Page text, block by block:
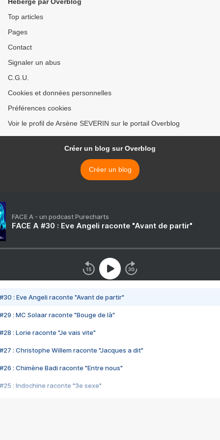
Top articles
Pages
Contact
Signaler un abus
C.G.U.
Cookies et données personnelles
Préférences cookies
Voir le profil de Arsène SEVERIN sur le portail Overblog
Créer un blog sur Overblog
Créer un blog
FACE A - un podcast Purecharts
FACE A #30 : Eve Angeli raconte "Avant de partir"
#30 : Eve Angeli raconte "Avant de partir"
#29 : MC Solaar raconte "Bouge de là"
#28 : Lorie raconte "Je vais vite"
#27 : Christophe Willem raconte "Jacques a dit"
#26 : Chimène Badi raconte "Entre nous"
#25 : Indochine raconte "3e sexe"